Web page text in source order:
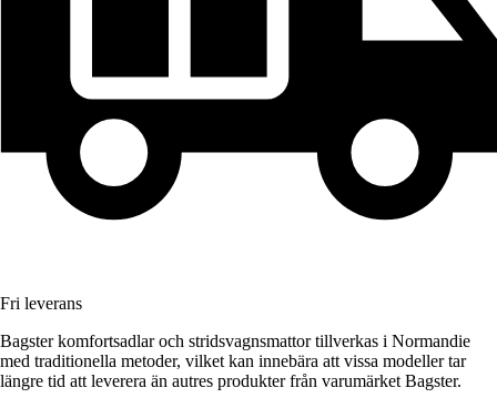
Fri leverans
Bagster komfortsadlar och stridsvagnsmattor tillverkas i Normandie
med traditionella metoder, vilket kan innebära att vissa modeller tar
längre tid att leverera än autres produkter från varumärket Bagster.